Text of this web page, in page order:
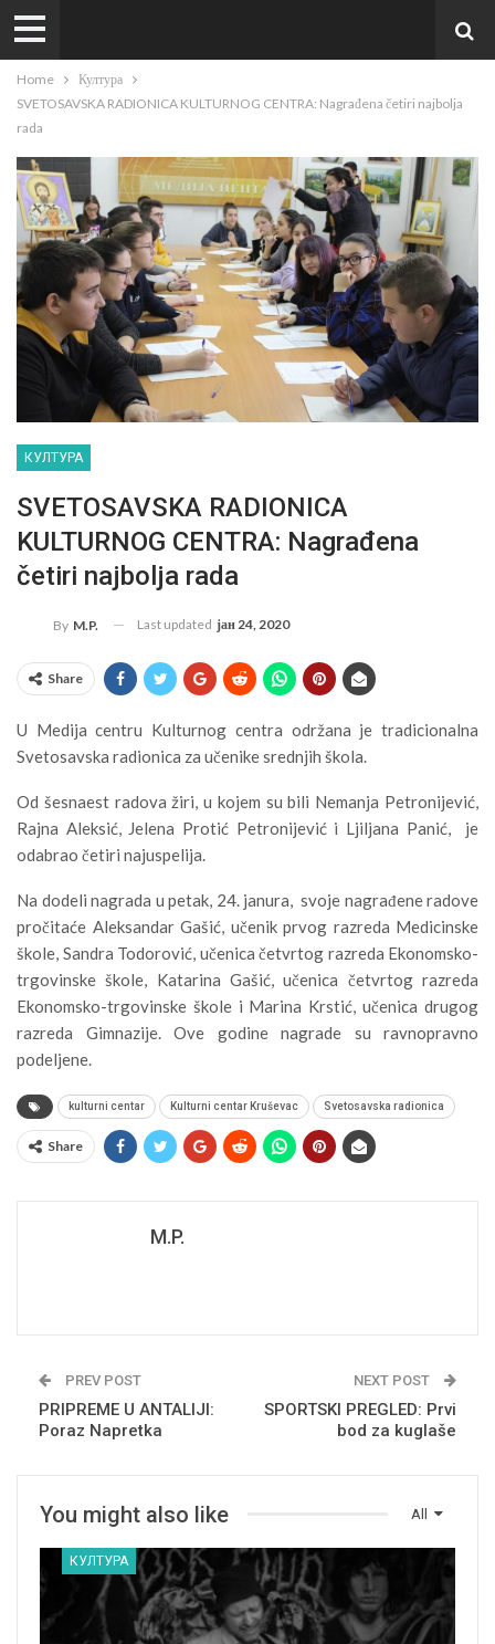
Home
Култура
SVETOSAVSKA RADIONICA KULTURNOG CENTRA: Nagrađena četiri najbolja
rada
КУЛТУРА
SVETOSAVSKA RADIONICA
KULTURNOG CENTRA: Nagrađena
četiri najbolja rada
By M.P. Last updated јан 24, 2020
Share
U Medija centru Kulturnog centra održana je tradicionalna
Svetosavska radionica za učenike srednjih škola.
Od šesnaest radova žiri, u kojem su bili Nemanja Petronijević,
Rajna Aleksić, Jelena Protić Petronijević i Ljiljana Panić, je
odabrao četiri najuspelija.
Na dodeli nagrada u petak, 24. janura, svoje nagrađene radove
pročitaće Aleksandar Gašić, učenik prvog razreda Medicinske
škole, Sandra Todorović, učenica četvrtog razreda Ekonomsko-
trgovinske škole, Katarina Gašić, učenica četvrtog razreda
Ekonomsko-trgovinske škole i Marina Krstić, učenica drugog
razreda Gimnazije. Ove godine nagrade su ravnopravno
podeljene.
kulturni centar Kulturni centar Kruševac Svetosavska radionica
Share
M.P.
PREV POST
PRIPREME U ANTALIJI:
Poraz Napretka
NEXT POST
SPORTSKI PREGLED: Prvi
bod za kuglaše
All
You might also like
КУЛТУРА